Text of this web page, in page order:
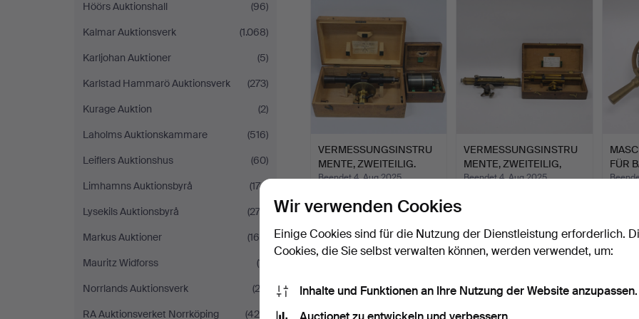
Höörs Auktionshall
(96)
Kalmar Auktionsverk
(1.068)
Karljohan Auktioner
(5)
Karlstad Hammarö Auktionsverk
(273)
Kurage Auktion
(2)
Laholms Auktionskammare
(516)
Leiflers Auktionshus
(60)
Limhamns Auktionsbyrå
(174)
Lysekils Auktionsbyrå
(272)
Markus Auktioner
(164)
Mauritz Widforss
(11)
Norrlands Auktionsverk
(22)
RA Auktionsverket Norrköping
(420)
VERMESSUNGSINSTRU
MENTE, ZWEITEILIG.
Beendet 4. Aug 2025
43 USD
VERMESSUNGSINSTRU
MENTE, ZWEITEILIG,
PREISL…
Beendet 4. Aug 2025
FÜR
Wir verwenden Cookies
Einige Cookies sind für die Nutzung der Dienstleistung erforderlich.
Cookies, die Sie selbst verwalten können, werden verwendet, um:
Inhalte und Funktionen an Ihre Nutzung der Website anzupassen.